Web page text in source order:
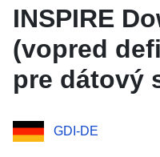
INSPIRE
(vopred
pre dátový
hlavné
GDI-DE